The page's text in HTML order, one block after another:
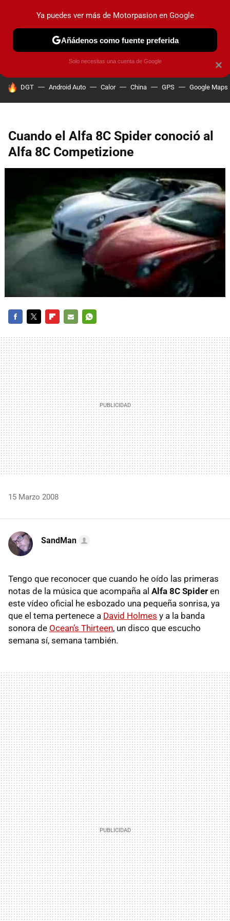
PRUEBAS COCHES ELÉCTRICOS OBSERVATORIO
HOY SE HABLA DE
DGT Android Auto Calor China GPS Google Maps
Cuando el Alfa 8C Spider conoció al
Alfa 8C Competizione
MAIL
15 Marzo 2008
SandMan
Tengo que reconocer que cuando he oído las primeras
notas de la música que acompaña al Alfa 8C Spider en
este vídeo oficial he esbozado una pequeña sonrisa, ya
que el tema pertenece a David Holmes y a la banda
sonora de Ocean’s Thirteen, un disco que escucho
semana sí, semana también.
×
Ya puedes ver más de Motorpasion en Google
Añádenos como fuente preferida
Solo necesitas una cuenta de Google